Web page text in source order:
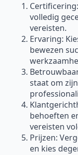
volledig
vereisten.
Ervaring:
bewezen
staat om
behoeften
vereisten
Prijzen:
en kies